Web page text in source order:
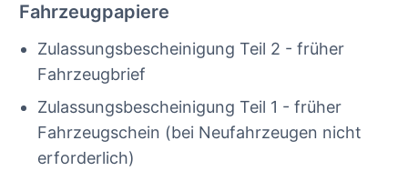
Fahrzeugpapiere
Zulassungsbescheinigung Teil 2 - früher
Fahrzeugbrief
Zulassungsbescheinigung Teil 1 - früher
Fahrzeugschein (bei Neufahrzeugen nicht
erforderlich)